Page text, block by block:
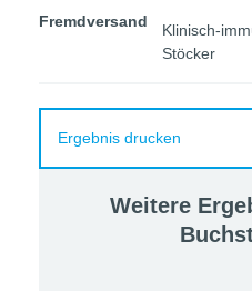
Fremdversand
Klinisch-
Stöcker
Ergebnis drucken
Weitere